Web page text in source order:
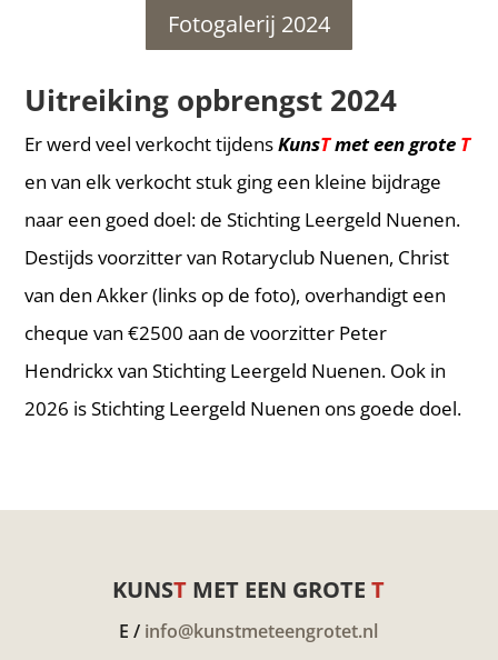
Fotogalerij 2024
Uitreiking opbrengst 2024
Er werd veel verkocht tijdensKunsTmet een grote T
en van elk verkocht stuk ging een kleine bijdrage
naar een goed doel: de Stichting Leergeld Nuenen.
Destijds voorzitter van Rotaryclub Nuenen, Christ
van den Akker (links op de foto), overhandigt een
cheque van €2500 aan de voorzitter Peter
Hendrickx van Stichting Leergeld Nuenen. Ook in
2026 is Stichting Leergeld Nuenen ons goede doel.
KUNST MET EEN GROTET
E / info@kunstmeteengrotet.nl